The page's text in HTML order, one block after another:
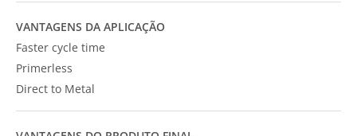
VANTAGENS DA APLICAÇÃO
Faster cycle time
Primerless
Direct to Metal